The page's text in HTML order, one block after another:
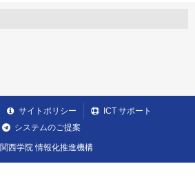
サイトポリシー
ICT サポート
システムのご提案
関西学院 情報化推進機構